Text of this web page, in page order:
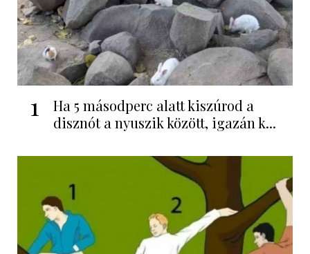
1
Ha 5 másodperc alatt kiszúrod a
disznót a nyuszik között, igazán k...